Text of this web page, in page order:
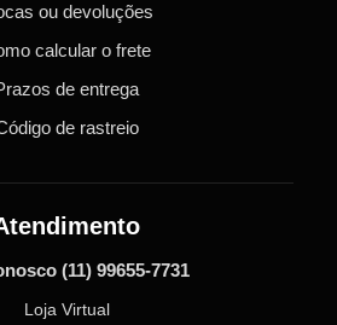
ou devoluções
calcular o frete
de entrega
de rastreio
(11) 99655-7731
Loja Virtual